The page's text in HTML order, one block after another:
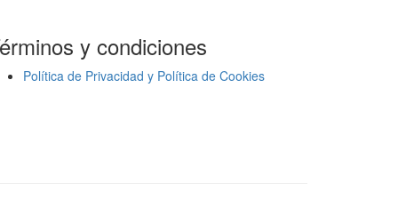
y condiciones
Política de Privacidad y Política de Cookies